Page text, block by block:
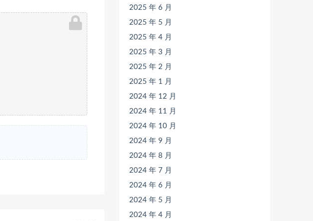
2025 年 6 月
2025 年 5 月
2025 年 4 月
2025 年 3 月
2025 年 2 月
2025 年 1 月
2024 年 12 月
2024 年 11 月
2024 年 10 月
2024 年 9 月
2024 年 8 月
2024 年 7 月
2024 年 6 月
2024 年 5 月
2024 年 4 月